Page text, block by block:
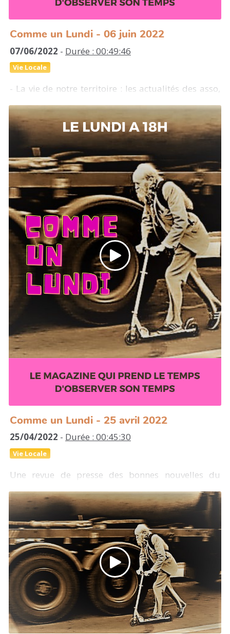
Comme un Lundi - 06 juin 2022
07/06/2022 - Durée : 00:49:46
Vie Locale
- La vie de notre territoire : les actualités des asso,
les initiatives citoyennes, les résultats sportifs...
- Rencontre avec le dessinateur de presse Visant
- La météo de la semaine
- Deuxième épisode des chroniques du cancre :
"deux étymologies de l'éducation"
- La revue des actualités des 6 juin passés
- La découverte musicale du jour : Monsieur
Doumani
- Carte blanche à Cécile Aziliz qui nous partage
"Angèle et le chatgarou" de Patrick Chamoiseau
Comme un Lundi - 25 avril 2022
25/04/2022 - Durée : 00:45:30
Vie Locale
Une revue de presse des bonnes nouvelles du
monde
Avant ça , on va s'intéresse à la vie de notre
territoire avec les infos locales : des initiatives
positives, citoyennes et solidaires il en sera
question...
La traditionnelle météo de la semaine
Un peu d'Histoire révolutionnaire avec une
chronique un pavé dans ta gueule de Kiwi (la
révolution inconnue des Asturies)
Une découverte musicale avec le nouvel album des
Black Keys